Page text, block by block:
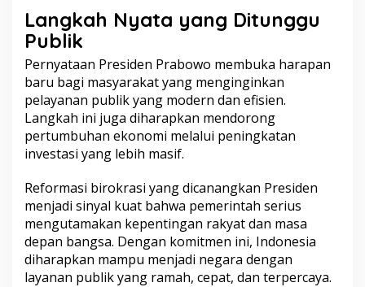
Langkah Nyata yang Ditunggu
Publik
Pernyataan Presiden Prabowo membuka harapan
baru bagi masyarakat yang menginginkan
pelayanan publik yang modern dan efisien.
Langkah ini juga diharapkan mendorong
pertumbuhan ekonomi melalui peningkatan
investasi yang lebih masif.
Reformasi birokrasi yang dicanangkan Presiden
menjadi sinyal kuat bahwa pemerintah serius
mengutamakan kepentingan rakyat dan masa
depan bangsa. Dengan komitmen ini, Indonesia
diharapkan mampu menjadi negara dengan
layanan publik yang ramah, cepat, dan terpercaya.